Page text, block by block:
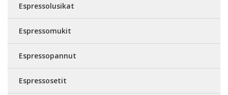
Espressolusikat
Espressomukit
Espressopannut
Espressosetit